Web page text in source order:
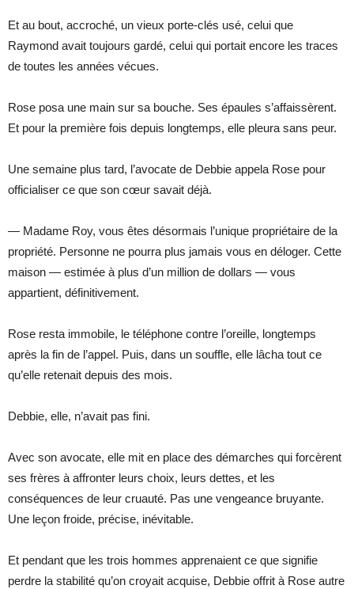
Et au bout, accroché, un vieux porte-clés usé, celui que
Raymond avait toujours gardé, celui qui portait encore les traces
de toutes les années vécues.
Rose posa une main sur sa bouche. Ses épaules s’affaissèrent.
Et pour la première fois depuis longtemps, elle pleura sans peur.
Une semaine plus tard, l’avocate de Debbie appela Rose pour
officialiser ce que son cœur savait déjà.
— Madame Roy, vous êtes désormais l’unique propriétaire de la
propriété. Personne ne pourra plus jamais vous en déloger. Cette
maison — estimée à plus d’un million de dollars — vous
appartient, définitivement.
Rose resta immobile, le téléphone contre l’oreille, longtemps
après la fin de l’appel. Puis, dans un souffle, elle lâcha tout ce
qu’elle retenait depuis des mois.
Debbie, elle, n’avait pas fini.
Avec son avocate, elle mit en place des démarches qui forcèrent
ses frères à affronter leurs choix, leurs dettes, et les
conséquences de leur cruauté. Pas une vengeance bruyante.
Une leçon froide, précise, inévitable.
Et pendant que les trois hommes apprenaient ce que signifie
perdre la stabilité qu’on croyait acquise, Debbie offrit à Rose autre